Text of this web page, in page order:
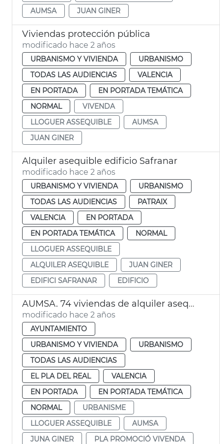
AUMSA
JUAN GINER
Viviendas protección pública
modificado hace 2 años
URBANISMO Y VIVIENDA
URBANISMO
TODAS LAS AUDIENCIAS
VALENCIA
EN PORTADA
EN PORTADA TEMÁTICA
NORMAL
VIVENDA
LLOGUER ASSEQUIBLE
AUMSA
JUAN GINER
Alquiler asequible edificio Safranar
modificado hace 2 años
URBANISMO Y VIVIENDA
URBANISMO
TODAS LAS AUDIENCIAS
PATRAIX
VALENCIA
EN PORTADA
EN PORTADA TEMÁTICA
NORMAL
LLOGUER ASSEQUIBLE
ALQUILER ASEQUIBLE
JUAN GINER
EDIFICI SAFRANAR
EDIFICIO
AUMSA. 74 viviendas de alquiler asequible
modificado hace 2 años
AYUNTAMIENTO
URBANISMO Y VIVIENDA
URBANISMO
TODAS LAS AUDIENCIAS
EL PLA DEL REAL
VALENCIA
EN PORTADA
EN PORTADA TEMÁTICA
NORMAL
URBANISME
LLOGUER ASSEQUIBLE
AUMSA
JUNA GINER
PLA PROMOCIÓ VIVENDA